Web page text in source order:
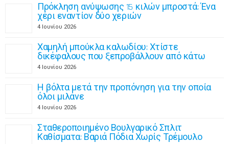
Πρόκληση ανύψωσης 15 κιλών μπροστά: Ένα
χέρι εναντίον δύο χεριών
4 Ιουνίου 2026
Χαμηλή μπούκλα καλωδίου: Χτίστε
δικέφαλους που ξεπροβάλλουν από κάτω
4 Ιουνίου 2026
Η βόλτα μετά την προπόνηση για την οποία
όλοι μιλάνε
4 Ιουνίου 2026
Σταθεροποιημένο Βουλγαρικό Σπλιτ
Καθίσματα: Βαριά Πόδια Χωρίς Τρέμουλο